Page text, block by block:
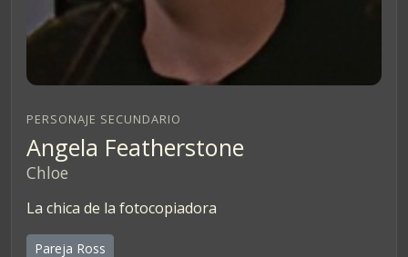
PERSONAJE SECUNDARIO
Angela Featherstone
Chloe
La chica de la fotocopiadora
Pareja Ross